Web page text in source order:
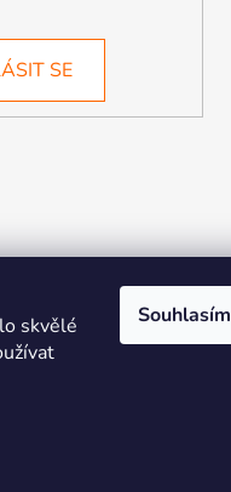
skvělé
Souhlasím
SE
the night, wear the soul